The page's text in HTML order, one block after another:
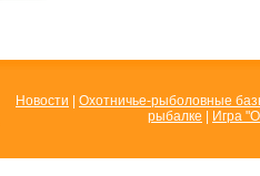
Новости
Охотничье-рыболовные
рыбалке
Игра